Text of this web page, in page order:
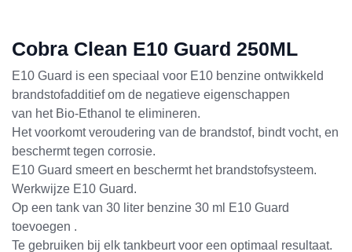
Cobra Clean E10 Guard 250ML
E10 Guard is een speciaal voor E10 benzine ontwikkeld
brandstofadditief om de negatieve eigenschappen
van het Bio-Ethanol te elimineren.
Het voorkomt veroudering van de brandstof, bindt vocht, en
beschermt tegen corrosie.
E10 Guard smeert en beschermt het brandstofsysteem.
Werkwijze E10 Guard.
Op een tank van 30 liter benzine 30 ml E10 Guard
toevoegen .
Te gebruiken bij elk tankbeurt voor een optimaal resultaat.